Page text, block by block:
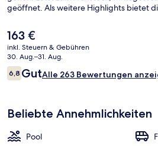
geöffnet. Als weitere Highlights bietet
Kinderbecken.
Der
aktuelle
Preis
beträgt
163 €.
163 €
inkl. Steuern & Gebühren
30. Aug.–31. Aug.
Bewertungen
6,86,8 von 10.
GutAlle 263 Bewertungen
Beliebte Annehmlichkeiten
Pool